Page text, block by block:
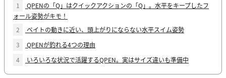
1
QPENの「Q」はクイックアクションの「Q」。水平をキープしたフ
ォール姿勢がキモ！
2
ベイトの動きに近い、頭上がりにならない水平スイム姿勢
3
QPENが釣れる4つの理由
4
いろいろな状況で活躍するQPEN。実はサイズ違いも準備中